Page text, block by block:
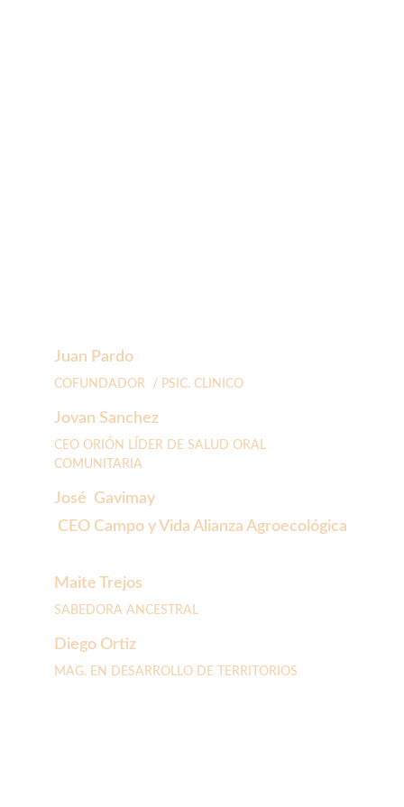
Juan Pardo
COFUNDADOR  / PSIC. CLINICO
Diego Ortiz
MAG. EN DESARROLLO DE TERRITORIOS
Jovan Sanchez
CEO ORIÓN LÍDER DE SALUD ORAL
COMUNITARIA
José  Gavimay
CEO Campo y Vida Alianza Agroecológica
Maite Trejos
SABEDORA ANCESTRAL